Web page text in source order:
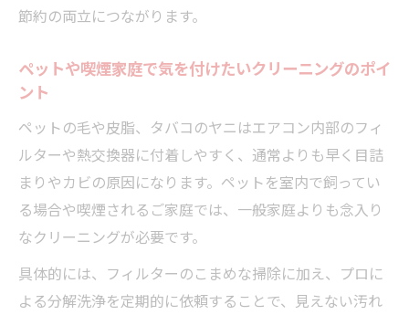
節約の両立につながります。
ペットや喫煙家庭で気を付けたいクリーニングのポイ
ント
ペットの毛や皮脂、タバコのヤニはエアコン内部のフィ
ルターや熱交換器に付着しやすく、通常よりも早く目詰
まりやカビの原因になります。ペットを室内で飼ってい
る場合や喫煙されるご家庭では、一般家庭よりも念入り
なクリーニングが必要です。
具体的には、フィルターのこまめな掃除に加え、プロに
よる分解洗浄を定期的に依頼することで、見えない汚れ